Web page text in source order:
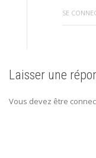
SE
Laisser une
Vous devez être